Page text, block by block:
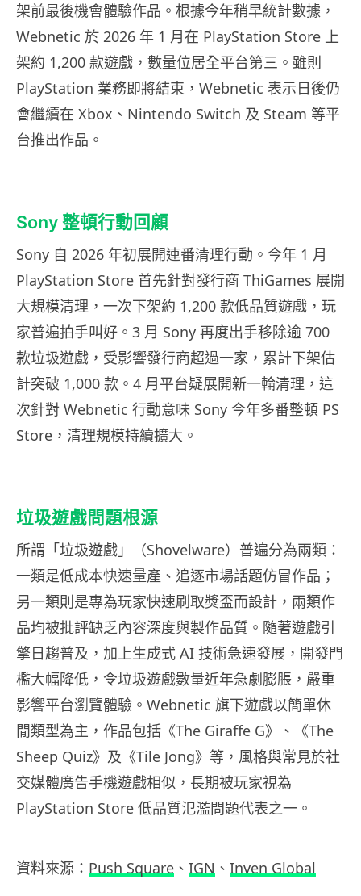
架前最後機會體驗作品。根據今年稍早統計數據，
Webnetic 於 2026 年 1 月在 PlayStation Store 上
架約 1,200 款遊戲，數量位居全平台第三。雖則
PlayStation 業務即將結束，Webnetic 表示日後仍
會繼續在 Xbox、Nintendo Switch 及 Steam 等平
台推出作品。
Sony 整頓行動回顧
Sony 自 2026 年初展開連番清理行動。今年 1 月
PlayStation Store 首先針對發行商 ThiGames 展開
大規模清理，一次下架約 1,200 款低品質遊戲，玩
家普遍拍手叫好。3 月 Sony 再度出手移除逾 700
款垃圾遊戲，受影響發行商超過一家，累計下架估
計突破 1,000 款。4 月平台疑展開新一輪清理，這
次針對 Webnetic 行動意味 Sony 今年多番整頓 PS
Store，清理規模持續擴大。
垃圾遊戲問題根源
所謂「垃圾遊戲」（Shovelware）普遍分為兩類：
一類是低成本快速量產、追逐市場話題仿冒作品；
另一類則是專為玩家快速刷取獎盃而設計，兩類作
品均被批評缺乏內容深度與製作品質。隨著遊戲引
擎日趨普及，加上生成式 AI 技術急速發展，開發門
檻大幅降低，令垃圾遊戲數量近年急劇膨脹，嚴重
影響平台瀏覽體驗。Webnetic 旗下遊戲以簡單休
閒類型為主，作品包括《The Giraffe G》、《The
Sheep Quiz》及《Tile Jong》等，風格與常見於社
交媒體廣告手機遊戲相似，長期被玩家視為
PlayStation Store 低品質氾濫問題代表之一。
資料來源： Push Square 、 IGN 、 Inven Global